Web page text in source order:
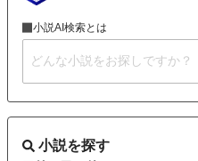
小説AI検索とは
小説を探す